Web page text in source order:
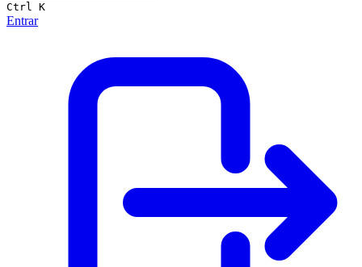
Ctrl K
Entrar